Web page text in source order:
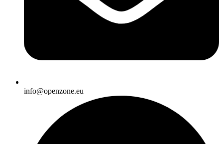
info@openzone.eu